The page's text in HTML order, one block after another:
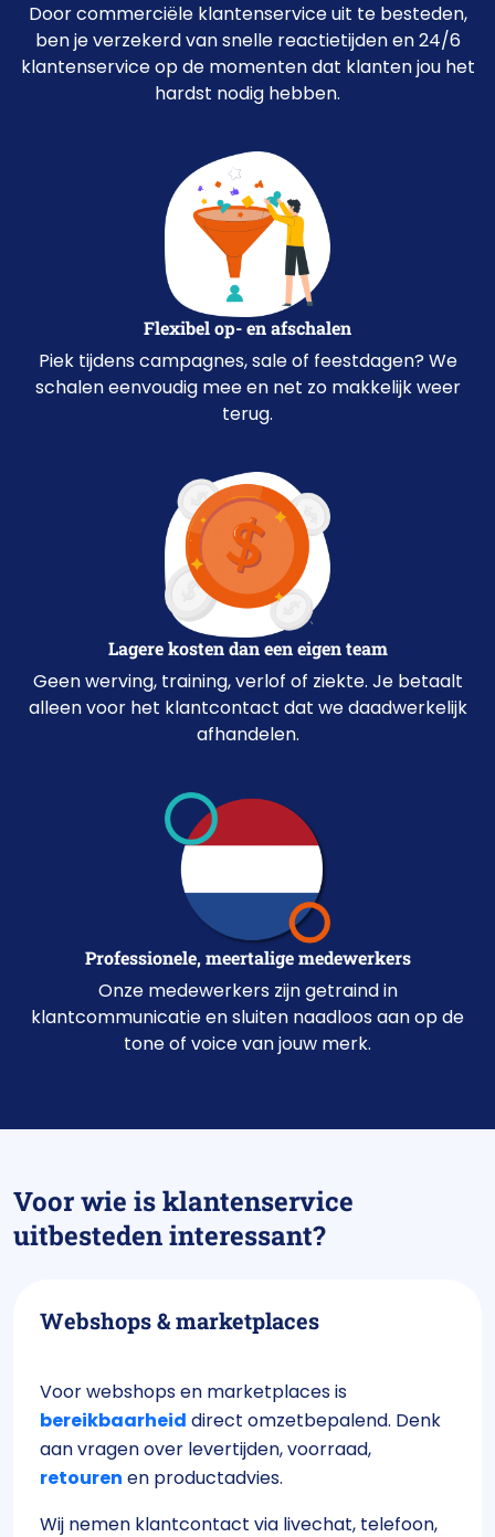
Door commerciële klantenservice uit te besteden,
ben je verzekerd van snelle reactietijden en 24/6
klantenservice op de momenten dat klanten jou het
hardst nodig hebben.
Flexibel op- en afschalen
Piek tijdens campagnes, sale of feestdagen? We
schalen eenvoudig mee en net zo makkelijk weer
terug.
Lagere kosten dan een eigen team
Geen werving, training, verlof of ziekte. Je betaalt
alleen voor het klantcontact dat we daadwerkelijk
afhandelen.
Professionele, meertalige medewerkers
Onze medewerkers zijn getraind in
klantcommunicatie en sluiten naadloos aan op de
tone of voice van jouw merk.
Voor wie is klantenservice
uitbesteden interessant?
Webshops & marketplaces
Voor webshops en marketplaces is
bereikbaarheid direct omzetbepalend. Denk
aan vragen over levertijden, voorraad,
retouren en productadvies.
Wij nemen klantcontact via livechat, telefoon,